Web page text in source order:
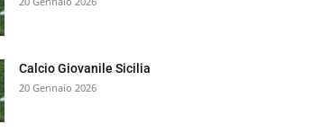
Calcio Giovanile Sicilia
20 Gennaio 2026